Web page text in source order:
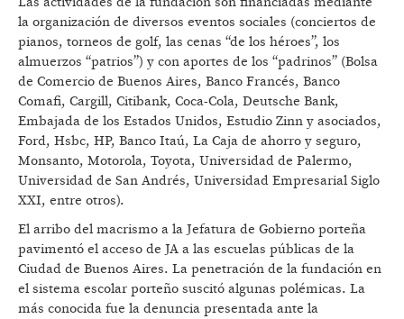
la organización de diversos eventos sociales (conciertos de
pianos, torneos de golf, las cenas “de los héroes”, los
almuerzos “patrios”) y con aportes de los “padrinos” (Bolsa
de Comercio de Buenos Aires, Banco Francés, Banco
Comafi, Cargill, Citibank, Coca-Cola, Deutsche Bank,
Embajada de los Estados Unidos, Estudio Zinn y asociados,
Ford, Hsbc, HP, Banco Itaú, La Caja de ahorro y seguro,
Monsanto, Motorola, Toyota, Universidad de Palermo,
Universidad de San Andrés, Universidad Empresarial Siglo
XXI, entre otros).
El arribo del macrismo a la Jefatura de Gobierno porteña
pavimentó el acceso de JA a las escuelas públicas de la
Ciudad de Buenos Aires. La penetración de la fundación en
el sistema escolar porteño suscitó algunas polémicas. La
más conocida fue la denuncia presentada ante la